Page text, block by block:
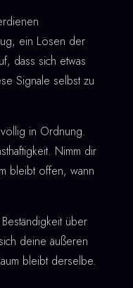
ein Lösen der
dass sich etwas
Signale selbst zu
in Ordnung.
Nimm dir
bleibt offen, wann
über
deine äußeren
bleibt derselbe.